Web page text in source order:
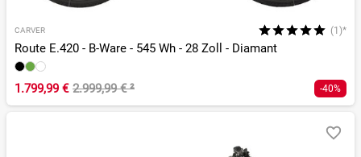
CARVER (1)*
Route E.420 - B-Ware - 545 Wh - 28 Zoll - Diamant
1.799,99 € 2.999,99 €² -40%